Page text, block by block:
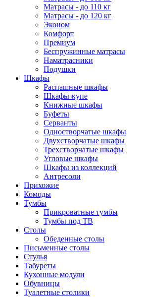
Матрасы - до 110 кг
Матрасы - до 120 кг
Эконом
Комфорт
Премиум
Беспружинные матрасы
Наматрасники
Подушки
Шкафы
Распашные шкафы
Шкафы-купе
Книжные шкафы
Буфеты
Серванты
Одностворчатые шкафы
Двухстворчатые шкафы
Трехстворчатые шкафы
Угловые шкафы
Шкафы из коллекций
Антресоли
Прихожие
Комоды
Тумбы
Прикроватные тумбы
Тумбы под ТВ
Столы
Обеденные столы
Письменные столы
Стулья
Табуреты
Кухонные модули
Обувницы
Туалетные столики